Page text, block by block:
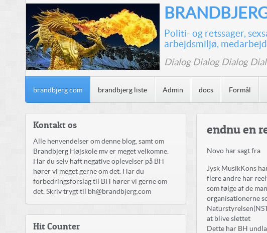
Politi- og retssager,
arbejdsmiljø,
Dialog Dialog Dialog
brandbjerg com brandbjerg liste Admin docs Formål
endnu en
Novo har sagt fra
Jysk MusikKons
flere andre har
som følge af de
organisationerne
at blive slettet
Dette har BH
Kontakt os
Alle henvendelser om denne blog, samt om
Brandbjerg Højskole mv er meget velkomne.
Har du selv haft negative oplevelser på BH
hører vi meget gerne om det. Har du
forbedringsforslag til BH hører vi gerne om
det. Skriv trygt til bh@brandbjerg.com
Hit Counter